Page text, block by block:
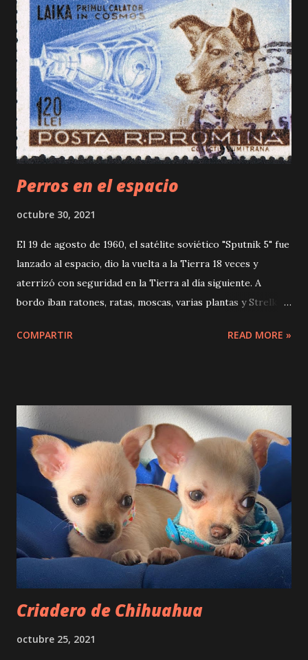
misa en plena toldería de los ranqueles extraña a su madre.
Cuando Miguel Angel Cárcano, jovencito entonces, lo visita
en París, pide a su segunda esposa, Mónica Torromé que le
traiga para enseñárselo el poncho que le regalara su
compadre, el cacique Mariano Rozas. Al abrirla una nube de
polillas sale de la caja. El viejo Mansilla solloza. Una
Excursión a los Indios Ranqueles En su vida tuvo
numeroso...
Perros en el espacio
octubre 30, 2021
El 19 de agosto de 1960, el satélite soviético "Sputnik 5" fue
lanzado al espacio, dio la vuelta a la Tierra 18 veces y
aterrizó con seguridad en la Tierra al día siguiente. A
bordo iban ratones, ratas, moscas, varias plantas y Strelka y
de Laika (la leyenda dice «Laika, primera viajera al
lanzó al espacio el primer satélite, el "Sputnik 1", diseñado
por Sergei Pavlovich Korolev. Contrariamente a todas las
predicciones de que Estados Unidos sería la primera
superpotencia en conquistar el espacio, la Unión Soviética
había ganado el día en el apogeo de la Guerra Fría. Solo un
mes después, los ingenieros espaciales rusos enviaron a la
perra Laika al espacio frente a un asombrado público
mundial. El objetivo era probar si ese viaje hacia la...
COMPARTIR READ MORE »
Criadero de Chihuahua
octubre 25, 2021